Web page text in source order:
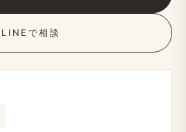
LINEで​相談